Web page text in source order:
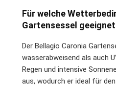
Für welche
Gartensessel
Der Bellagio Caronia
wasserabweisend als auch
Regen und intensive
aus, wodurch er ideal für